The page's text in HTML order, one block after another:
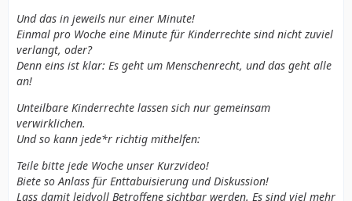
Und das in jeweils nur einer Minute!
Einmal pro Woche eine Minute für Kinderrechte sind nicht zuviel
verlangt, oder?
Denn eins ist klar: Es geht um Menschenrecht, und das geht alle
an!
Unteilbare Kinderrechte lassen sich nur gemeinsam
verwirklichen.
Und so kann jede*r richtig mithelfen:
Teile bitte jede Woche unser Kurzvideo!
Biete so Anlass für Enttabuisierung und Diskussion!
Lass damit leidvoll Betroffene sichtbar werden. Es sind viel mehr